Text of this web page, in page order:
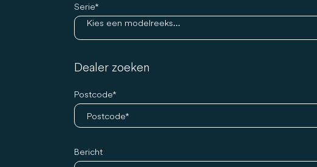
Serie
Kies een modelreeks...
Dealer zoeken
Postcode
Bericht